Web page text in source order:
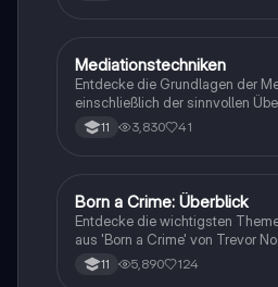
Englisch
Mediationstechniken
Entdecke die Grundlagen der
einschließlich der sinnvollen
in verschiedene Formate wie E-
Konversationen. Lerne, wie du
Schreiben von E-Mails.
11 3,830 41
Englisch
Born a Crime: Überblick
Entdecke die wichtigsten
aus 'Born a Crime' von Trevor
Zusammenfassung bietet einen
Erlebnisse während der
11 5,890 124